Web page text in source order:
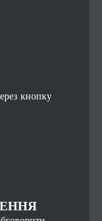
кнопку